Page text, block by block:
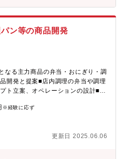
企画～店舗での販売まで川上から
チしていただき、常に時代の最新
背景同社が中長期で達成をめざ
ン等の商品開発
なる主力商品の弁当・おにぎり・調
開発と提案■店内調理の弁当や調理
ト立案、オペレーションの設計■数
ベーションの推進: 同社は常に新し
とに力を入れています。商品開発
形にし、市場に導入することがで
ー: 商品開発者として、さまざまな
※経験に応ず
更新日 2025.06.06